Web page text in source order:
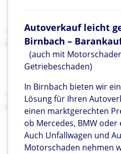
Autoverkauf leicht
Birnbach –
(auch mit
Getriebeschaden)
In Birnbach bieten wir
Lösung für Ihren
einen marktgerechten
ob Mercedes, BMW
Auch Unfallwagen und
Motorschaden nehmen